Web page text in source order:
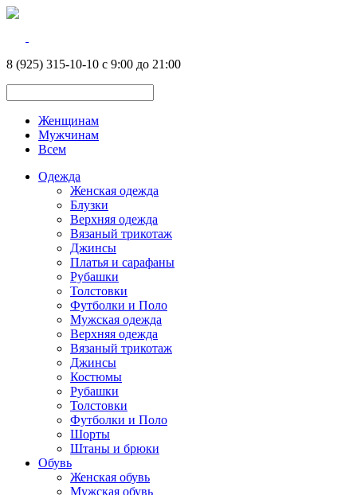
8 (925) 315-10-10 с 9:00 до 21:00
Женщинам
Мужчинам
Всем
Одежда
Женская одежда
Блузки
Верхняя одежда
Вязаный трикотаж
Джинсы
Платья и сарафаны
Рубашки
Толстовки
Футболки и Поло
Мужская одежда
Верхняя одежда
Вязаный трикотаж
Джинсы
Костюмы
Рубашки
Толстовки
Футболки и Поло
Шорты
Штаны и брюки
Обувь
Женская обувь
Мужская обувь